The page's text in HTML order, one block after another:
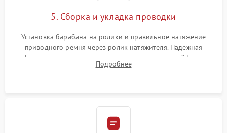
5. Сборка и укладка проводки
Установка барабана на ролики и правильное натяжение
приводного ремня через ролик натяжителя. Надежная
фиксация всех узлов, подключение клемм и шлейфов к
модулю управления. Монтаж корпусных панелей, люка и
Подробнее